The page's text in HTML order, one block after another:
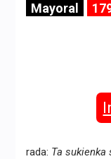
Mayoral
rada: Ta